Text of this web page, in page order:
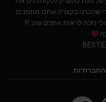
שהכרנו בקצרה אתם מוזמנים
נזכה לראות אתכם שוב !!!